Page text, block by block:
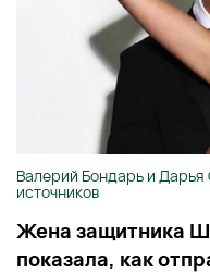
Валерий Бондарь и
источников
Жена защитника
показала, как